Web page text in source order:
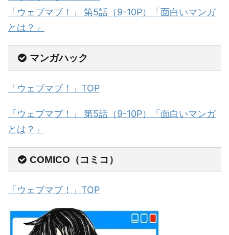
「ウェブマブ！」 第5話（9-10P）「面白いマンガ
とは？」
マンガハック
「ウェブマブ！」TOP
「ウェブマブ！」 第5話（9-10P）「面白いマンガ
とは？」
COMICO（コミコ）
「ウェブマブ！」TOP